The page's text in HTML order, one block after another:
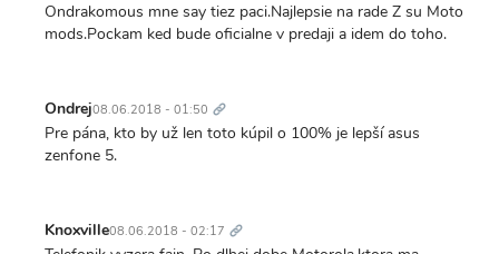
Ondrakomous mne say tiez paci.Najlepsie na rade Z su Moto
mods.Pockam ked bude oficialne v predaji a idem do toho.
Ondrej08.06.2018 - 01:50 odkaz
Pre pána, kto by už len toto kúpil o 100% je lepší asus
zenfone 5.
Knoxville08.06.2018 - 02:17 odkaz